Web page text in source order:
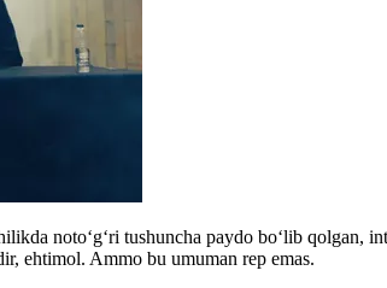
noto‘g‘ri tushuncha paydo bo‘lib qolgan,
ehtimol. Ammo bu umuman rep emas.